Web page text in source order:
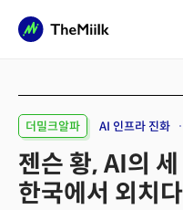
더밀크알파 AI 인프라 진화
젠슨 황, AI의
한국에서 외치다